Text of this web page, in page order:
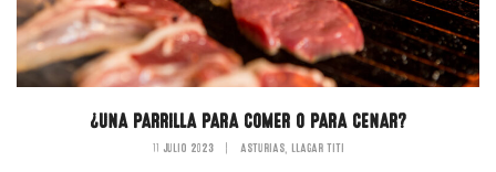
¿UNA PARRILLA PARA COMER O PARA CENAR?
11 JULIO 2023 ASTURIAS, LLAGAR TITI